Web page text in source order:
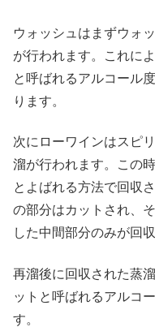
ウォッシュはまずウォ
が行われます。これに
と呼ばれるアルコール
ります。
次にローワインはスピ
溜が行われます。この
とよばれる方法で回収
の部分はカットされ、
した中間部分のみが回
再溜後に回収された蒸
ットと呼ばれるアルコ
す。